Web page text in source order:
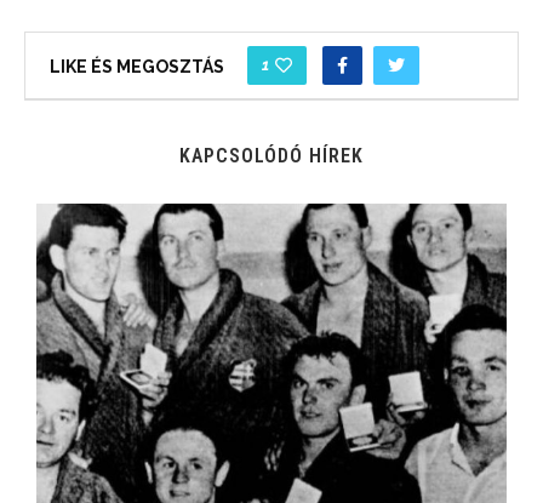
LIKE ÉS MEGOSZTÁS 1
KAPCSOLÓDÓ HÍREK